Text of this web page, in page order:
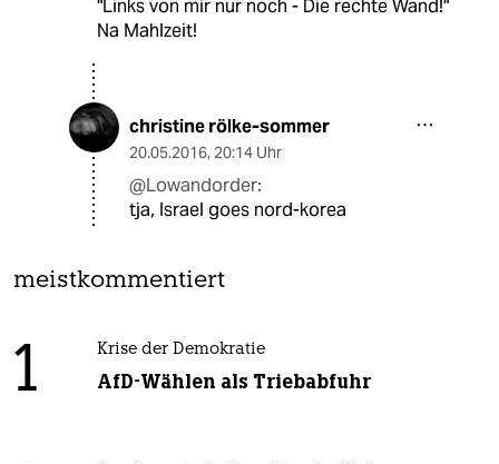
"Links von mir nur noch - Die rechte Wand!"
Na Mahlzeit!
christine rölke-sommer
20.05.2016, 20:14 Uhr
@Lowandorder:
tja, Israel goes nord-korea
meistkommentiert
1 Krise der Demokratie
AfD-Wählen als Triebabfuhr